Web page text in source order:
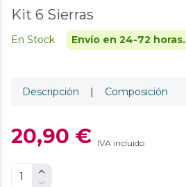
Kit 6 Sierras
En Stock Envío en 24-72 horas.
Descripción | Composición
20,90 € IVA incluido